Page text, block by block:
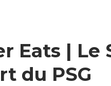
Eats |
du PSG